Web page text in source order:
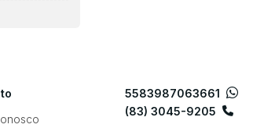
5583987063661
(83) 3045-9205